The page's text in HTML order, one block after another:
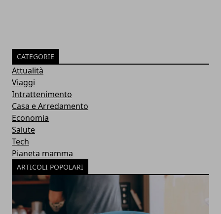
CATEGORIE
Attualità
Viaggi
Intrattenimento
Casa e Arredamento
Economia
Salute
Tech
Pianeta mamma
ARTICOLI POPOLARI